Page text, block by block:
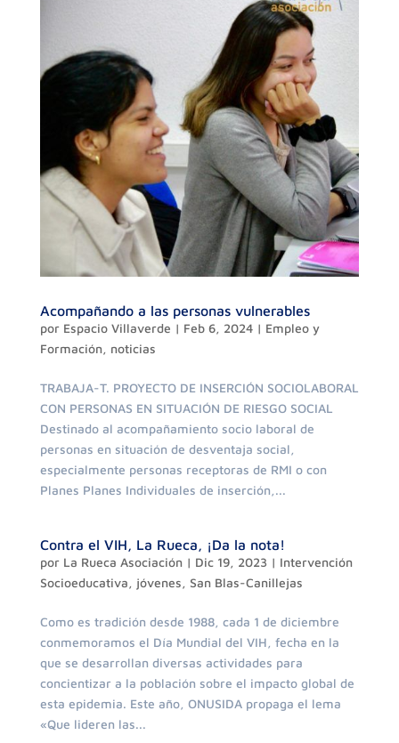
Acompañando a las personas vulnerables
por Espacio Villaverde | Feb 6, 2024| Empleo y
Formación, noticias
TRABAJA-T. PROYECTO DE INSERCIÓN SOCIOLABORAL
CON PERSONAS EN SITUACIÓN DE RIESGO SOCIAL
Destinado al acompañamiento socio laboral de
personas en situación de desventaja social,
especialmente personas receptoras de RMI o con
Planes Planes Individuales de inserción,...
Contra el VIH, La Rueca, ¡Da la nota!
por La Rueca Asociación| Dic 19, 2023 | Intervención
Socioeducativa, jóvenes, San Blas-Canillejas
Como es tradición desde 1988, cada 1 de diciembre
conmemoramos el Día Mundial del VIH, fecha en la
que se desarrollan diversas actividades para
concientizar a la población sobre el impacto global de
esta epidemia. Este año, ONUSIDA propaga el lema
«Que lideren las...